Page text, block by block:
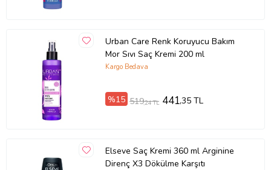
Urban Care Renk Koruyucu Bakım
Mor Sıvı Saç Kremi 200 ml
Kargo Bedava
%15 519,24 TL 441,35 TL
Elseve Saç Kremi 360 ml Arginine
Direnç X3 Dökülme Karşıtı